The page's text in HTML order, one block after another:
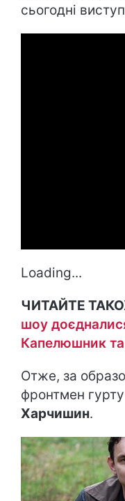
сьогодні
Loading...
ЧИТАЙТЕ
шоу
Капелюшник
Отже, за
фронтмен
Харчишин.